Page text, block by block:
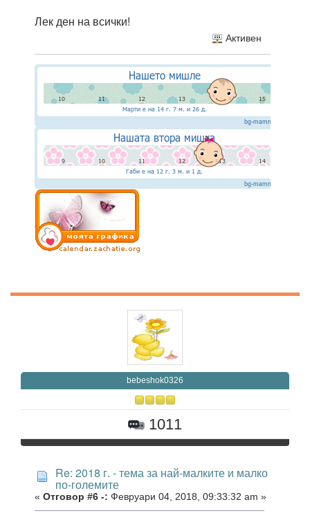
Лек ден на всички!
Активен
bebeshok0326
1011
Re: 2018 г. - тема за най-малките и малко
по-големите
« Отговор #6 -: Февруари 04, 2018, 09:33:32 am »